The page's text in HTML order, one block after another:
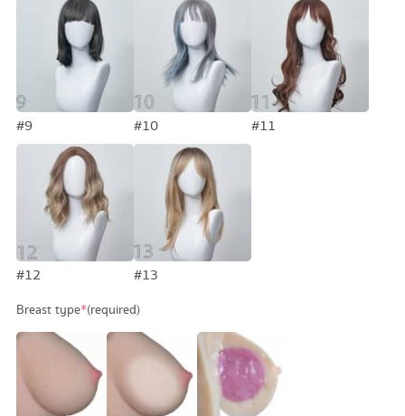
#9 #10 #11
#12 #13
Breast type*(required)